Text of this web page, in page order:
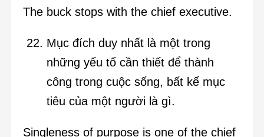
The buck stops with the chief executive.
Mục đích duy nhất là một trong
những yếu tố cần thiết để thành
công trong cuộc sống, bất kể mục
tiêu của một người là gì.
Singleness of purpose is one of the chief